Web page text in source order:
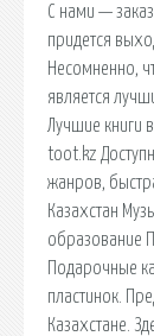
С нами —
придется
Несомненно,
является
Лучшие книги
toot.kz
жанров,
Казахстан
образование
Подарочные
пластинок.
Казахстане.